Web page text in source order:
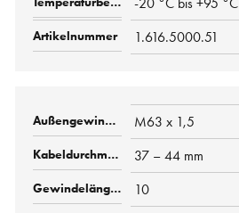
1.616.5000.51
M63 x 1,5
37 – 44 mm
10